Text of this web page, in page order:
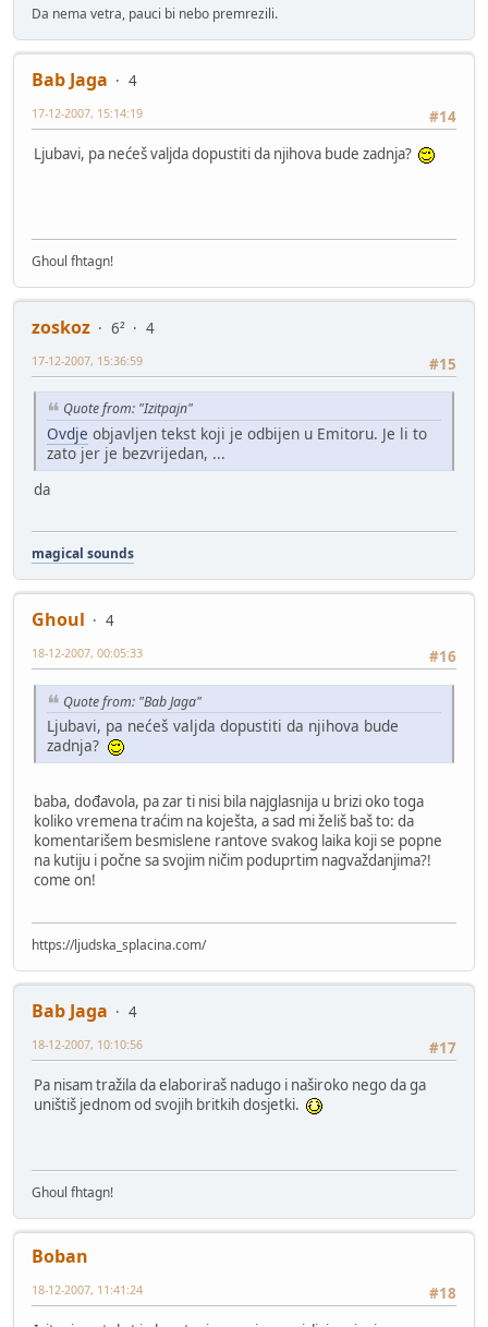
Da nema vetra, pauci bi nebo premrezili.
Bab Jaga
4
#14
17-12-2007, 15:14:19
Ljubavi, pa nećeš valjda dopustiti da njihova bude zadnja?
Ghoul fhtagn!
zoskoz 6²
4
#15
17-12-2007, 15:36:59
Quote from: "Izitpajn"
Ovdje objavljen tekst koji je odbijen u Emitoru. Je li to
zato jer je bezvrijedan, ...
da
magical sounds
Ghoul
4
#16
18-12-2007, 00:05:33
Quote from: "Bab Jaga"
Ljubavi, pa nećeš valjda dopustiti da njihova bude
zadnja?
baba, dođavola, pa zar ti nisi bila najglasnija u brizi oko toga
koliko vremena traćim na koješta, a sad mi želiš baš to: da
komentarišem besmislene rantove svakog laika koji se popne
na kutiju i počne sa svojim ničim poduprtim nagvaždanjima?!
come on!
https://ljudska_splacina.com/
Bab Jaga
4
#17
18-12-2007, 10:10:56
Pa nisam tražila da elaboriraš nadugo i naširoko nego da ga
uništiš jednom od svojih britkih dosjetki.
Ghoul fhtagn!
Boban
#18
18-12-2007, 11:41:24